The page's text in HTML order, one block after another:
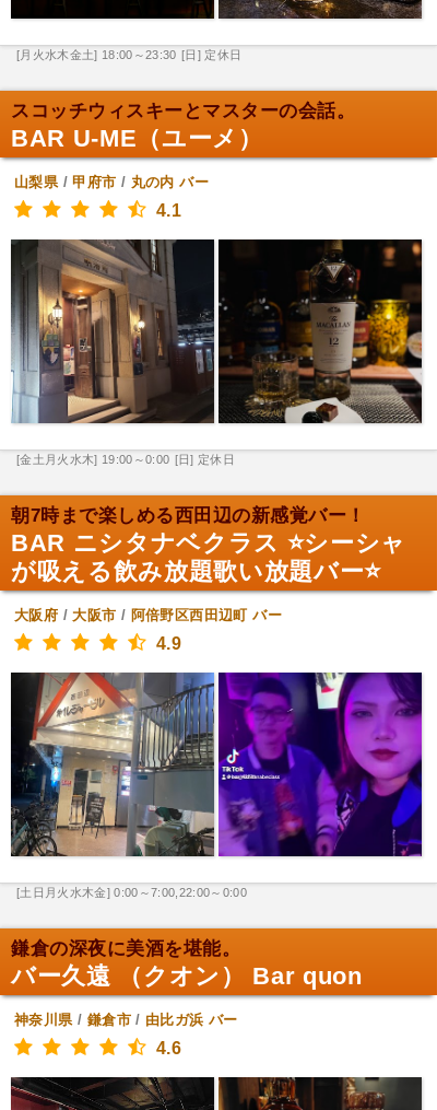
[月火水木金土] 18:00～23:30 [日] 定休日
スコッチウィスキーとマスターの会話。
BAR U-ME（ユーメ）
山梨県/甲府市 / 丸の内 バー
4.1
[金土月火水木] 19:00～0:00 [日] 定休日
朝7時まで楽しめる西田辺の新感覚バー！
BAR ニシタナベクラス ⭐️シーシャ
が吸える飲み放題歌い放題バー⭐️
大阪府 /大阪市 / 阿倍野区西田辺町 バー
4.9
[土日月火水木金] 0:00～7:00,22:00～0:00
鎌倉の深夜に美酒を堪能。
バー久遠 （クオン） Bar quon
神奈川県/ 鎌倉市/ 由比ガ浜 バー
4.6